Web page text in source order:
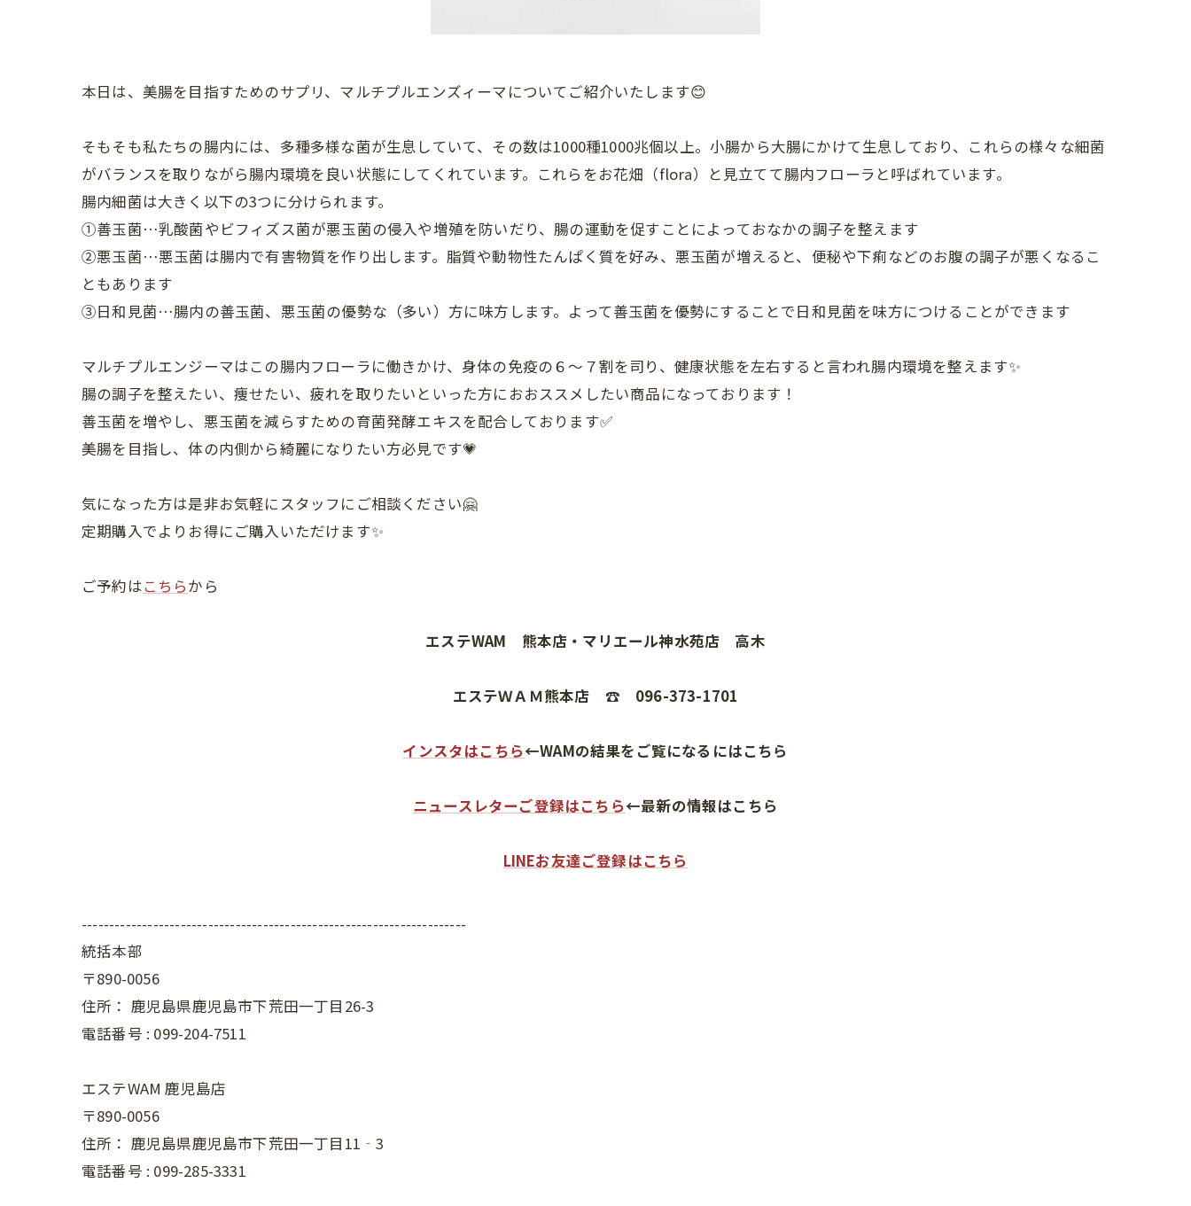
本日は、美腸を目指すためのサプリ、マルチプルエンズィーマについてご紹介いたします😊
そもそも私たちの腸内には、多種多様な菌が生息していて、その数は1000種1000兆個以上。小腸から大腸にかけて生息しており、これらの様々な細菌
がバランスを取りながら腸内環境を良い状態にしてくれています。これらをお花畑（flora）と見立てて腸内フローラと呼ばれています。
腸内細菌は大きく以下の3つに分けられます。
①善玉菌…乳酸菌やビフィズス菌が悪玉菌の侵入や増殖を防いだり、腸の運動を促すことによっておなかの調子を整えます
②悪玉菌…悪玉菌は腸内で有害物質を作り出します。脂質や動物性たんぱく質を好み、悪玉菌が増えると、便秘や下痢などのお腹の調子が悪くなるこ
ともあります
③日和見菌…腸内の善玉菌、悪玉菌の優勢な（多い）方に味方します。よって善玉菌を優勢にすることで日和見菌を味方につけることができます
マルチプルエンジーマはこの腸内フローラに働きかけ、身体の免疫の６～７割を司り、健康状態を左右すると言われ腸内環境を整えます✨
腸の調子を整えたい、痩せたい、疲れを取りたいといった方におおススメしたい商品になっております！
善玉菌を増やし、悪玉菌を減らすための育菌発酵エキスを配合しております✅
美腸を目指し、体の内側から綺麗になりたい方必見です💗
気になった方は是非お気軽にスタッフにご相談ください🤗
定期購入でよりお得にご購入いただけます✨
ご予約はこちらから
エステWAM 熊本店・マリエール神水苑店 高木
エステＷＡＭ熊本店 ☎ 096-373-1701
インスタはこちら←WAMの結果をご覧になるにはこちら
ニュースレターご登録はこちら←最新の情報はこちら
LINEお友達ご登録はこちら
----------------------------------------------------------------------
統括本部
〒890-0056
住所： 鹿児島県鹿児島市下荒田一丁目26-3
電話番号 : 099-204-7511
エステWAM 鹿児島店
〒890-0056
住所： 鹿児島県鹿児島市下荒田一丁目11‐3
電話番号 : 099-285-3331